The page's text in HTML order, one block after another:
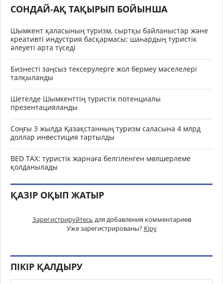
СОНДАЙ-АҚ ТАҚЫРЫП БОЙЫНША
Шымкент қаласының туризм, сыртқы байланыстар және
креативті индустрия басқармасы: шаһардың туристік
әлеуеті арта түседі
Бизнесті заңсыз тексерулерге жол бермеу мәселелері
талқыланды
Шетелде Шымкенттің туристік потенциалы
презентацияланды
Соңғы 3 жылда Қазақстанның туризм саласына 4 млрд
доллар инвестиция тартылды
BED TAX: туристік жарнаға белгіленген мөлшерлеме
қолданылады
ҚАЗІР ОҚЫП ЖАТЫР
Зарегистрируйтесь для добавления комментариев
Уже зарегистрированы? Кіру
ПІКІР ҚАЛДЫРУ